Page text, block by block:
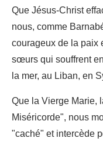
Que Jésus-Christ
nous, comme
courageux de la paix
sœurs qui souffrent
la mer, au Liban, en
Que la Vierge
Miséricorde", nous
"caché" et intercède